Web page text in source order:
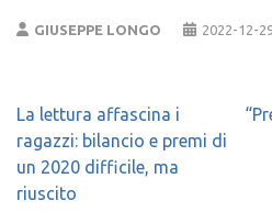
GIUSEPPE LONGO 2022-12-
Navigazione
articoli
La lettura affascina i
ragazzi: bilancio e premi di
un 2020 difficile, ma
riuscito